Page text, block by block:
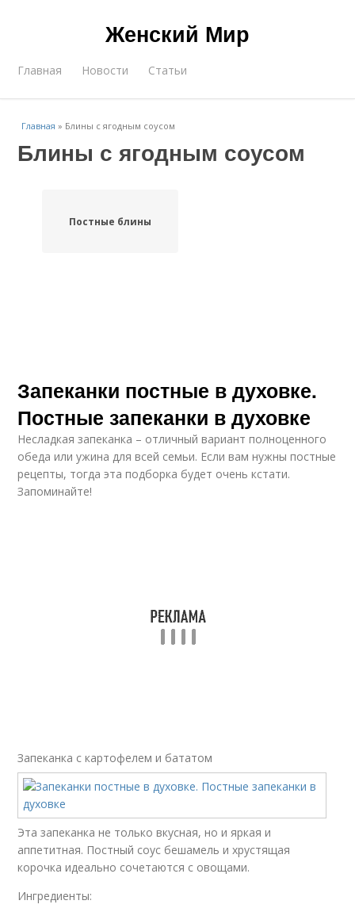
Женский Мир
Главная Новости Статьи
Главная » Блины с ягодным соусом
Блины с ягодным соусом
Постные блины
Запеканки постные в духовке.
Постные запеканки в духовке
Несладкая запеканка – отличный вариант полноценного
обеда или ужина для всей семьи. Если вам нужны постные
рецепты, тогда эта подборка будет очень кстати.
Запоминайте!
Запеканка с картофелем и бататом
Эта запеканка не только вкусная, но и яркая и
аппетитная. Постный соус бешамель и хрустящая
корочка идеально сочетаются с овощами.
Ингредиенты: